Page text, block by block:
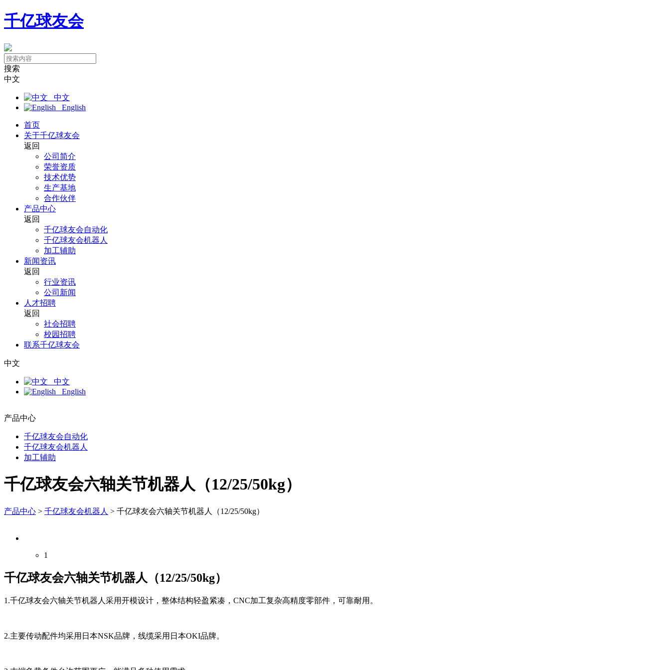
千亿球友会
搜索
中文
中文
English
首页
关于千亿球友会
返回
公司简介
荣誉资质
技术优势
生产基地
合作伙伴
产品中心
返回
千亿球友会自动化
千亿球友会机器人
加工辅助
新闻资讯
返回
行业资讯
公司新闻
人才招聘
返回
社会招聘
校园招聘
联系千亿球友会
中文
中文
English
产品中心
千亿球友会自动化
千亿球友会机器人
加工辅助
千亿球友会六轴关节机器人（12/25/50kg）
产品中心 > 千亿球友会机器人 > 千亿球友会六轴关节机器人（12/25/50kg）
1
千亿球友会六轴关节机器人（12/25/50kg）
1.千亿球友会六轴关节机器人采用开模设计，整体结构轻盈紧凑，CNC加工复杂高精度零部件，可靠耐用。
2.主要传动配件均采用日本NSK品牌，线缆采用日本OKI品牌。